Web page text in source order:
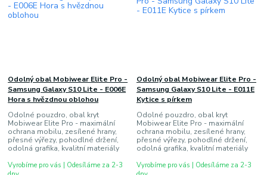
Odolný obal Mobiwear Elite Pro -
Samsung Galaxy S10 Lite - E006E
Hora s hvězdnou oblohou
Odolné pouzdro, obal kryt
Mobiwear Elite Pro - maximální
ochrana mobilu, zesílené hrany,
přesné výřezy, pohodlné držení,
odolná grafika, kvalitní materiály
Vyrobíme pro vás | Odesíláme za 2-3
Odolný obal Mobiwear Elite Pro -
Samsung Galaxy S10 Lite - E011E
Kytice s pírkem
Odolné pouzdro, obal kryt
Mobiwear Elite Pro - maximální
ochrana mobilu, zesílené hrany,
přesné výřezy, pohodlné držení,
odolná grafika, kvalitní materiály
Vyrobíme pro vás | Odesíláme za 2-3